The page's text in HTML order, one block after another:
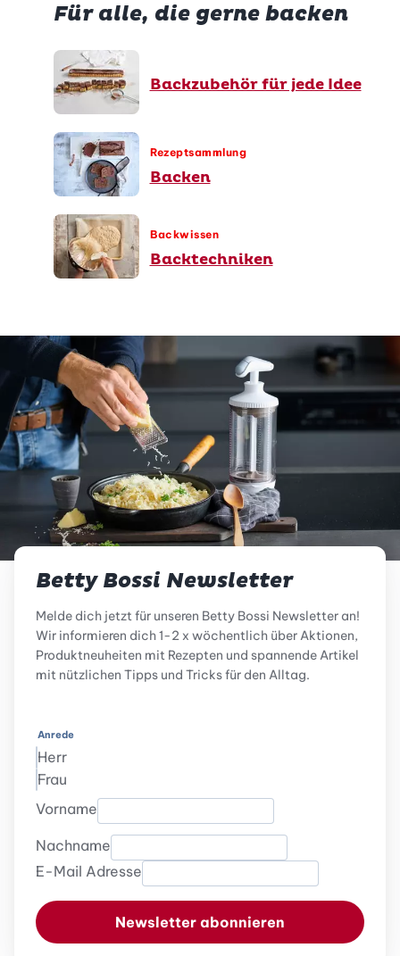
Für alle, die gerne backen
Backzubehör für jede Idee
Rezeptsammlung
Backen
Backwissen
Backtechniken
Betty Bossi Newsletter
Melde dich jetzt für unseren Betty Bossi Newsletter an!
Wir informieren dich 1-2 x wöchentlich über Aktionen,
Produktneuheiten mit Rezepten und spannende Artikel
mit nützlichen Tipps und Tricks für den Alltag.
Anrede
Herr
Frau
Vorname
Nachname
E-Mail Adresse
Newsletter abonnieren